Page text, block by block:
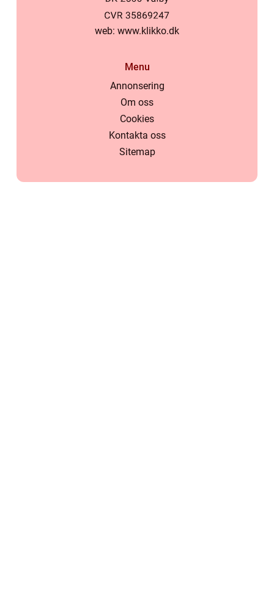
web: www.klikko.dk
Menu
Annonsering
Om oss
Cookies
Kontakta oss
Sitemap